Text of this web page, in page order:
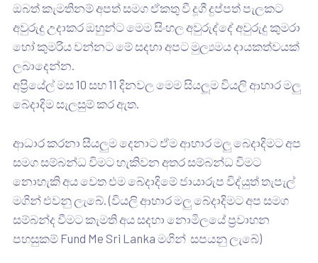
ඔබත් කැමතිනම් අපත් සමග ඒකතු වී දූගී දුප්පත් පැලකට
අවුරුදු උදාකර ඔහුන්ට මෙම සිංහල අවුරුද්දේ අවුරුදු කුමරා
හෝ කුමරිය වන්නට මේ සදහා අපට මුල්‍යමය දායකත්වයක්
ලබාදෙන්න.
අප්‍රියේල් මස 10 සහ 11 දිනවල මෙම සියලූම වියලි ආහාර මලු
බේදාදිම සැලසුම් කර ඇත.
ආධාර කරනා සීයලුම දෙනාට ඒම ආහාර මලු බෙදාදිමට අප
සමග සම්බන්ධ විමට හැකිවන අතර සම්බන්ධ විමට
නොහැකි අය වෙත එම බේදාදිමේ ජායාරුප විද්යුත් තැපැල්
මගින් එවනු ලැබේ. (වියලි ආහාර මලු බේදාදිමට අප සමග
සම්බන්ද වීමට කැමති අය සදහා නොමිලයේ ප්‍රවාහන
පහසුකම් Fund Me Sri Lanka මගින් සපයනු ලැබේ)